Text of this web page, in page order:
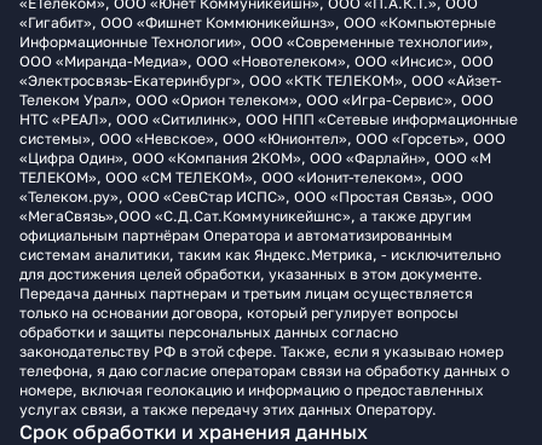
«Гигабит», ООО «Фишнет Коммюникейшнз», ООО «Компьютерные
Информационные Технологии», ООО «Современные технологии»,
ООО «Миранда-Медиа», ООО «Новотелеком», ООО «Инсис», ООО
«Электросвязь-Екатеринбург», ООО «КТК ТЕЛЕКОМ», ООО «Айзет-
Телеком Урал», ООО «Орион телеком», ООО «Игра-Сервис», ООО
НТС «РЕАЛ», ООО «Ситилинк», ООО НПП «Сетевые информационные
системы», ООО «Невское», ООО «Юнионтел», ООО «Горсеть», ООО
«Цифра Один», ООО «Компания 2КОМ», ООО «Фарлайн», ООО «М
ТЕЛЕКОМ», ООО «СМ ТЕЛЕКОМ», ООО «Ионит-телеком», ООО
«Телеком.ру», ООО «СевСтар ИСПС», ООО «Простая Связь», ООО
«МегаСвязь»,ООО «С.Д.Сат.Коммуникейшнс», а также другим
официальным партнёрам Оператора и автоматизированным
системам аналитики, таким как Яндекс.Метрика, - исключительно
для достижения целей обработки, указанных в этом документе.
Передача данных партнерам и третьим лицам осуществляется
только на основании договора, который регулирует вопросы
обработки и защиты персональных данных согласно
законодательству РФ в этой сфере. Также, если я указываю номер
телефона, я даю согласие операторам связи на обработку данных о
номере, включая геолокацию и информацию о предоставленных
услугах связи, а также передачу этих данных Оператору.
Срок обработки и хранения данных